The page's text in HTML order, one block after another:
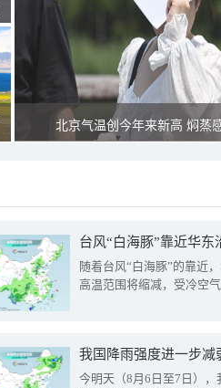
北京气温创今年来新高 焖蒸
台风“白海豚”靠近华
随着台风“白海豚”的靠近
高温范围将缩减，受冷空
今明天（8月6日至7日）